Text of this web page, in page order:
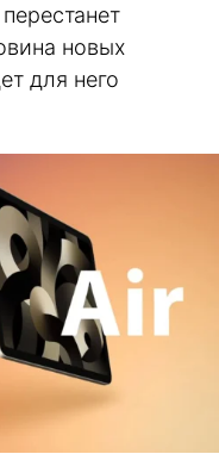
новых
для него